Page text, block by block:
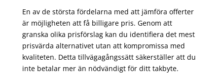
En av de största fördelarna med att jämföra offerter
är möjligheten att få billigare pris. Genom att
granska olika prisförslag kan du identifiera det mest
prisvärda alternativet utan att kompromissa med
kvaliteten. Detta tillvägagångssätt säkerställer att du
inte betalar mer än nödvändigt för ditt takbyte.